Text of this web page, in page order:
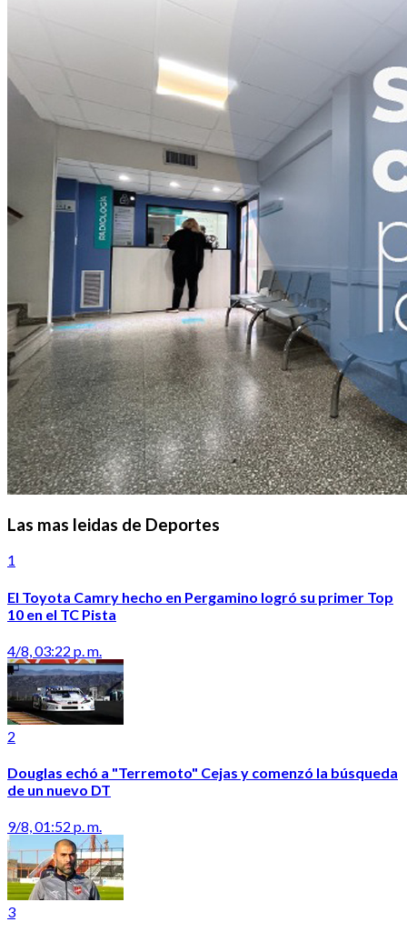
Las mas leidas de Deportes
1
El Toyota Camry hecho en Pergamino logró su primer Top
10 en el TC Pista
4/8, 03:22 p. m.
2
Douglas echó a "Terremoto" Cejas y comenzó la búsqueda
de un nuevo DT
9/8, 01:52 p. m.
3